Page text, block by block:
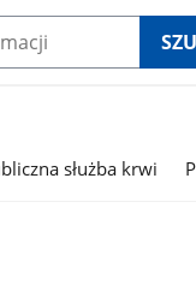
służba krwi